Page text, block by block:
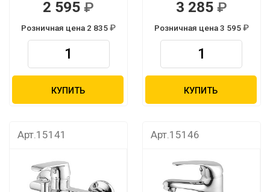
2 595
Розничная цена 2 835
КУПИТЬ
3 285
Розничная цена 3 595
КУПИТЬ
Арт.15141 Арт.15146